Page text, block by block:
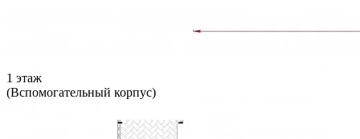
1 этаж
(Вспомогательный корпус)